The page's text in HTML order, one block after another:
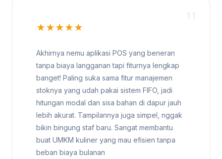
★★★★★
Akhirnya nemu aplikasi POS yang beneran
tanpa biaya langganan tapi fiturnya lengkap
banget! Paling suka sama fitur manajemen
stoknya yang udah pakai sistem FIFO, jadi
hitungan modal dan sisa bahan di dapur jauh
lebih akurat. Tampilannya juga simpel, nggak
bikin bingung staf baru. Sangat membantu
buat UMKM kuliner yang mau efisien tanpa
beban biaya bulanan